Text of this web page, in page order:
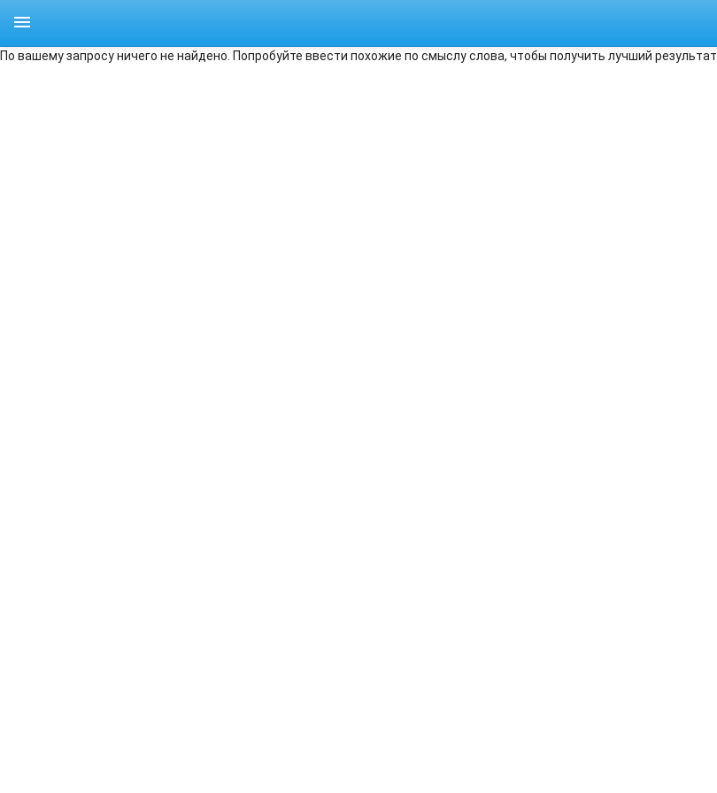
По вашему запросу ничего не найдено. Попробуйте ввести похожие по смыслу слова, чтобы получить лучший результат.